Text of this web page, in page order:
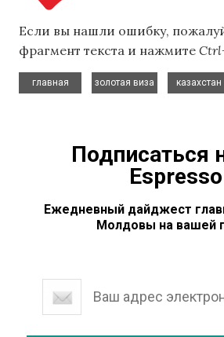
Если вы нашли ошибку,
фрагмент текста и нажмите
главная
золотая виза
казахстан
Подписаться
Espresso
Ежедневный дайджест
Молдовы на вашей